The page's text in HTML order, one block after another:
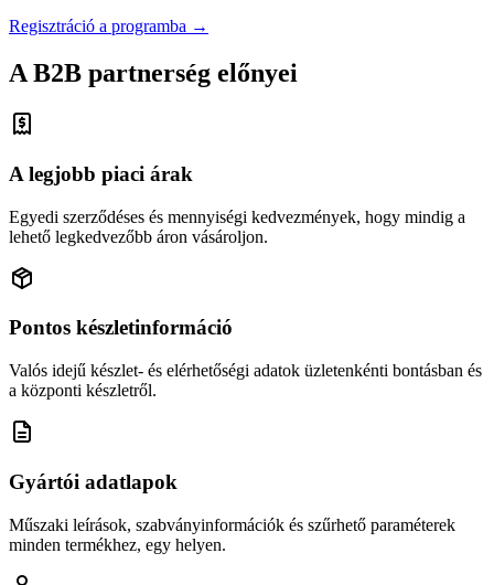
Regisztráció a programba →
A B2B partnerség előnyei
A legjobb piaci árak
Egyedi szerződéses és mennyiségi kedvezmények, hogy mindig a
lehető legkedvezőbb áron vásároljon.
Pontos készletinformáció
Valós idejű készlet- és elérhetőségi adatok üzletenkénti bontásban és
a központi készletről.
Gyártói adatlapok
Műszaki leírások, szabványinformációk és szűrhető paraméterek
minden termékhez, egy helyen.